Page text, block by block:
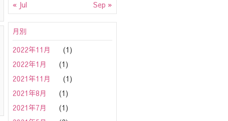
« Jul Sep »
月別
2022年11月
(1)
2022年1月
(1)
2021年11月
(1)
2021年8月
(1)
2021年7月
(1)